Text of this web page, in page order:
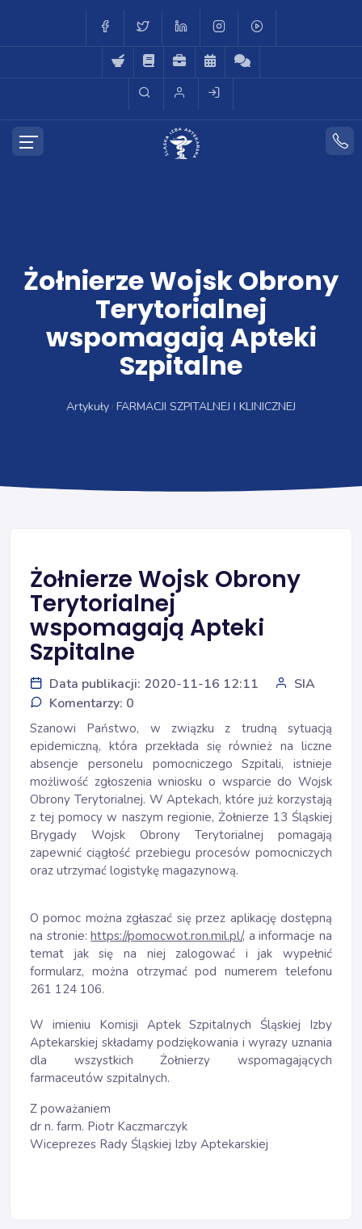
Żołnierze Wojsk Obrony
Terytorialnej
wspomagają Apteki
Szpitalne
Artykuły FARMACJI SZPITALNEJ I KLINICZNEJ
Żołnierze Wojsk Obrony
Terytorialnej
wspomagają Apteki
Szpitalne
Data publikacji: 2020-11-16 12:11
SIA
Komentarzy: 0
Szanowi Państwo, w związku z trudną sytuacją
epidemiczną, która przekłada się również na liczne
absencje personelu pomocniczego Szpitali, istnieje
możliwość zgłoszenia wniosku o wsparcie do Wojsk
Obrony Terytorialnej. W Aptekach, które już korzystają
z tej pomocy w naszym regionie, Żołnierze 13 Śląskiej
Brygady Wojsk Obrony Terytorialnej pomagają
zapewnić ciągłość przebiegu procesów pomocniczych
oraz utrzymać logistykę magazynową.
O pomoc można zgłaszać się przez aplikację dostępną
na stronie:https://pomocwot.ron.mil.pl/, a informacje na
temat jak się na niej zalogować i jak wypełnić
formularz, można otrzymać pod numerem telefonu
261 124 106.
W imieniu Komisji Aptek Szpitalnych Śląskiej Izby
Aptekarskiej składamy podziękowania i wyrazy uznania
dla wszystkich Żołnierzy wspomagających
farmaceutów szpitalnych.
Z poważaniem
dr n. farm. Piotr Kaczmarczyk
Wiceprezes Rady Śląskiej Izby Aptekarskiej